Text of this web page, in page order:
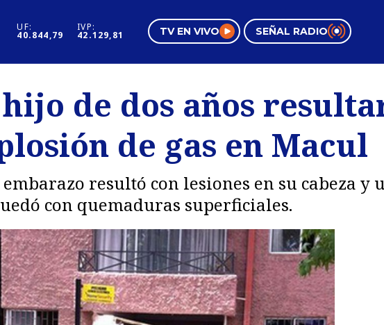
UF:
40.844,79
IVP:
42.129,81 TV EN VIVO SEÑAL RADIO
Negocios
Pura Mujer
Tendencias
Videos
de dos años
de gas en Macul
resultó con lesiones en su cabeza y
con quemaduras superficiales.